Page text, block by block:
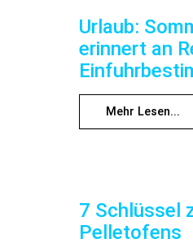
Urlaub:
erinnert an
Mehr Lesen...
7 Schlüssel
Pelletofens